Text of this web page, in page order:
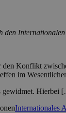
den
Konflikt
im
gewidmet. Hierbei
Internationales